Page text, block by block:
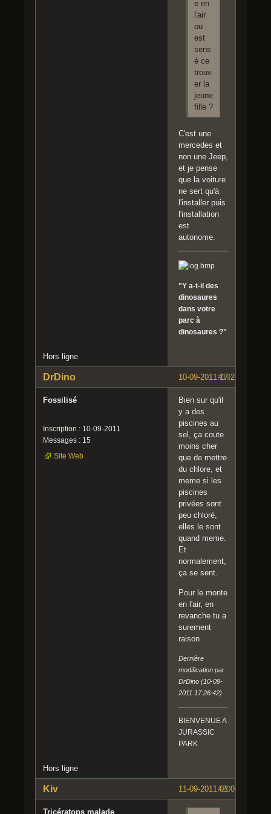
e en
l'air
ou
est
sens
é ce
trouv
er la
jeune
fille ?
C'est une
mercedes et
non une Jeep,
et je pense
que la voiture
ne sert qu'à
l'installer puis
l'installation
est
autonome.
"Y a-t-il des
dinosaures
dans votre
parc à
dinosaures ?"
Hors ligne
#19
10-09-2011 17:26:23
DrDino
Fossilisé
Inscription : 10-09-2011
Messages : 15
Site Web
Bien sur qu'il
y a des
piscines au
sel, ça coute
moins cher
que de mettre
du chlore, et
meme si les
piscines
privées sont
peu chloré,
elles le sont
quand meme.
Et
normalement,
ça se sent.
Pour le monte
en l'air, en
revanche tu a
surement
raison
Dernière
modification par
DrDino (10-09-
2011 17:26:42)
BIENVENUE A
JURASSIC
PARK
Hors ligne
#20
11-09-2011 01:03:56
Kiv
Tricératops malade